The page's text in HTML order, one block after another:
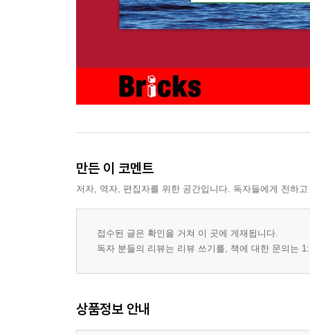
만든 이 코멘트
저자, 역자, 편집자를 위한 공간입니다. 독자들에게 전하
접수된 글은 확인을 거쳐 이 곳에 게재됩니다.
독자 분들의 리뷰는 리뷰 쓰기를, 책에 대한 문의는
상품정보 안내